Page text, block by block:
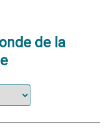
de la